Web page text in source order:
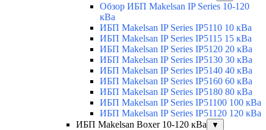
Обзор ИБП Makelsan IP Series 10-120
кВа
ИБП Makelsan IP Series IP5110 10 кВа
ИБП Makelsan IP Series IP5115 15 кВа
ИБП Makelsan IP Series IP5120 20 кВа
ИБП Makelsan IP Series IP5130 30 кВа
ИБП Makelsan IP Series IP5140 40 кВа
ИБП Makelsan IP Series IP5160 60 кВа
ИБП Makelsan IP Series IP5180 80 кВа
ИБП Makelsan IP Series IP51100 100 кВа
ИБП Makelsan IP Series IP51120 120 кВа
ИБП Makelsan Boxer 10-120 кВа
▼